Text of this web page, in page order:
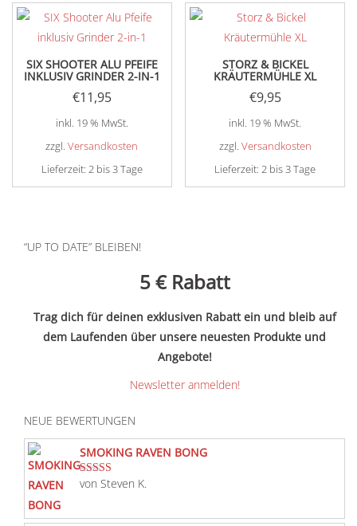
SIX SHOOTER ALU PFEIFE
INKLUSIV GRINDER 2-IN-1
€11,95
inkl. 19 % MwSt.
zzgl.Versandkosten
Lieferzeit: 2 bis 3 Tage
STORZ & BICKEL
KRÄUTERMÜHLE XL
€9,95
inkl. 19 % MwSt.
zzgl. Versandkosten
Lieferzeit:2 bis 3 Tage
“UP TO DATE” BLEIBEN!
5 € Rabatt
Trag dich für deinen exklusiven Rabatt ein und bleib auf
dem Laufenden über unsere neuesten Produkte und
Angebote!
Newsletter anmelden!
NEUE BEWERTUNGEN
SMOKING RAVEN BONG
Bewertet mit
von Steven K.